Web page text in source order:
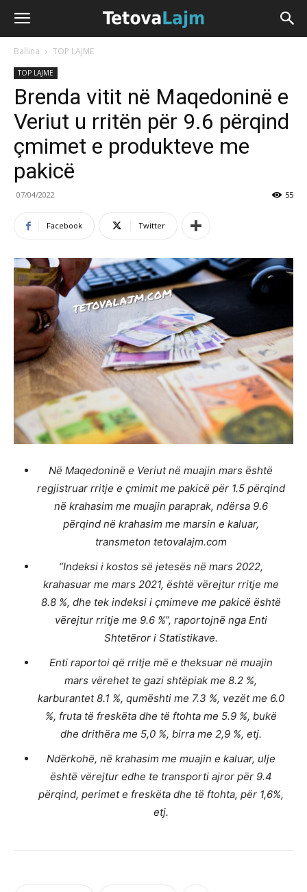
Ballina TOP LAJME
TOP LAJME
Brenda vitit në Maqedoninë e
Veriut u rritën për 9.6 përqind
çmimet e produkteve me
pakicë
07/04/2022 55
Facebook Twitter
Në Maqedoninë e Veriut në muajin mars është
regjistruar rritje e çmimit me pakicë për 1.5 përqind
në krahasim me muajin paraprak, ndërsa 9.6
përqind në krahasim me marsin e kaluar,
transmeton tetovalajm.com
“Indeksi i kostos së jetesës në mars 2022,
krahasuar me mars 2021, është vërejtur rritje me
8.8 %, dhe tek indeksi i çmimeve me pakicë është
vërejtur rritje me 9.6 %”, raportojnë nga Enti
Shtetëror i Statistikave.
Enti raportoi që rritje më e theksuar në muajin
mars vërehet te gazi shtëpiak me 8.2 %,
karburantet 8.1 %, qumështi me 7.3 %, vezët me 6.0
%, fruta të freskëta dhe të ftohta me 5.9 %, bukë
dhe drithëra me 5,0 %, birra me 2,9 %, etj.
Ndërkohë, në krahasim me muajin e kaluar, ulje
është vërejtur edhe te transporti ajror për 9.4
përqind, perimet e freskëta dhe të ftohta, për 1,6%,
etj.